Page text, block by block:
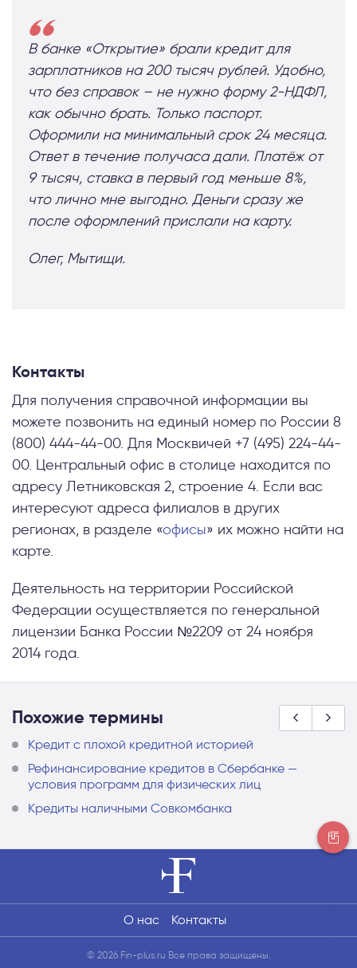
В банке «Открытие» брали кредит для
зарплатников на 200 тысяч рублей. Удобно,
что без справок – не нужно форму 2-НДФЛ,
как обычно брать. Только паспорт.
Оформили на минимальный срок 24 месяца.
Ответ в течение получаса дали. Платёж от
9 тысяч, ставка в первый год меньше 8%,
что лично мне выгодно. Деньги сразу же
после оформлений прислали на карту.
Олег, Мытищи.
Контакты
Для получения справочной информации вы
можете позвонить на единый номер по России 8
(800) 444-44-00. Для Москвичей +7 (495) 224-44-
00. Центральный офис в столице находится по
адресу Летниковская 2, строение 4. Если вас
интересуют адреса филиалов в других
регионах, в разделе «офисы» их можно найти на
карте.
Деятельность на территории Российской
Федерации осуществляется по генеральной
лицензии Банка России №2209 от 24 ноября
2014 года.
Похожие термины
Кредит с плохой кредитной историей
Рефинансирование кредитов в Сбербанке —
условия программ для физических лиц
Кредиты наличными Совкомбанка
О нас Контакты
© 2026 Fin-plus.ru Все права защищены.